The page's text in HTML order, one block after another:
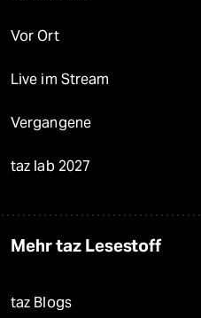
Vor Ort
Live im Stream
Vergangene
taz lab 2027
Mehr taz Lesestoff
taz Blogs